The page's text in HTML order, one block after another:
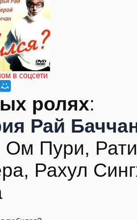
в соцсети
ролях:
Рай
Пури,
Рахул